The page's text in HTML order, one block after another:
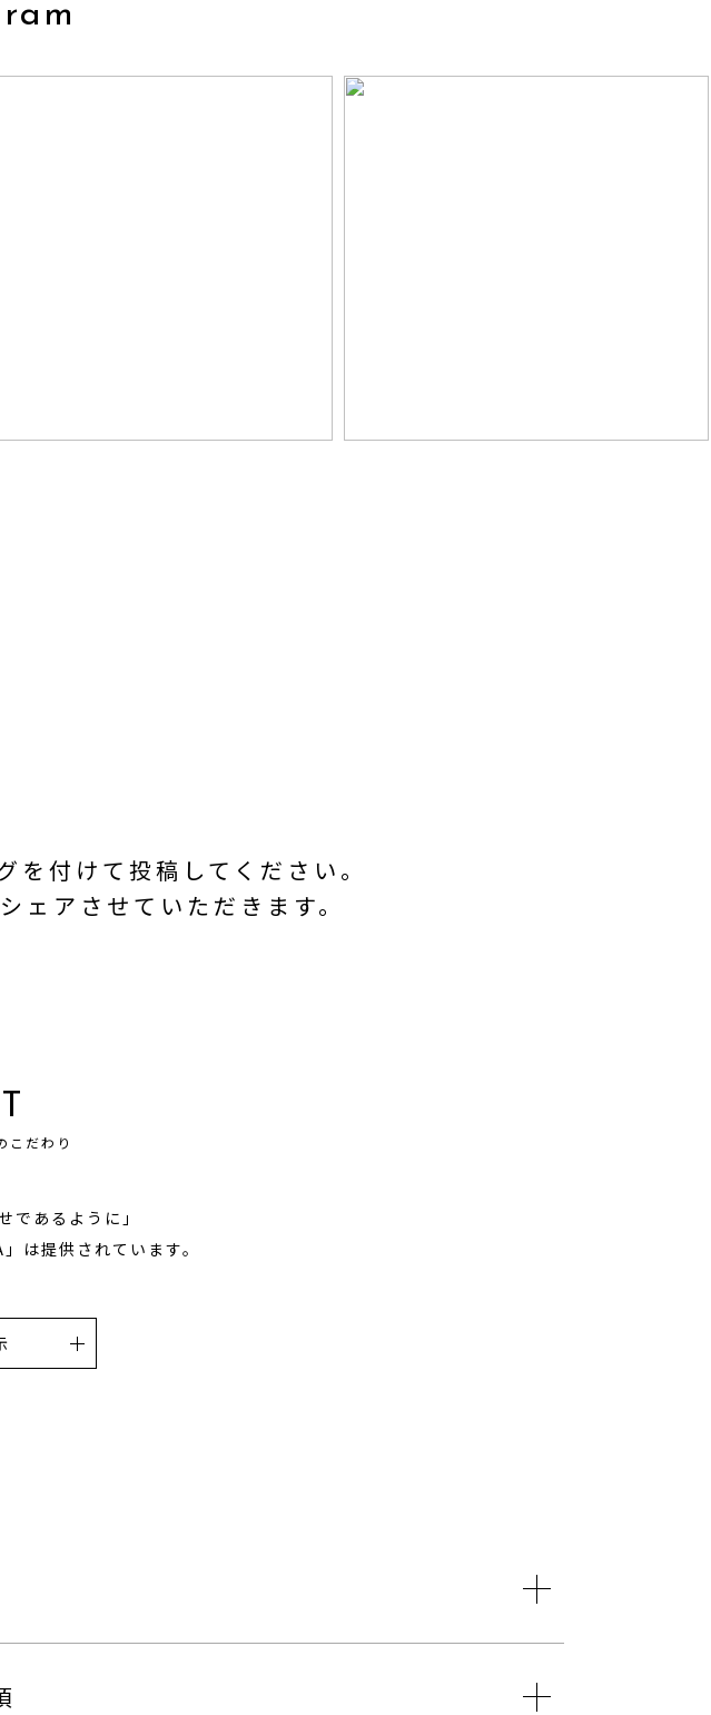
を付けて投稿してください。
シェアさせていただきます。
こだわり
であるように」
」は提供されています。